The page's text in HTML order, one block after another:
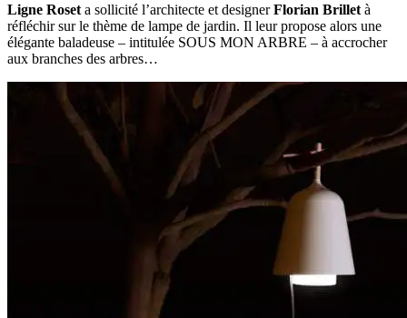
Ligne Roset a sollicité l’architecte et designerFlorian Brillet à
réfléchir sur le thème de lampe de jardin. Il leur propose alors une
élégante baladeuse – intitulée SOUS MON ARBRE – à accrocher
aux branches des arbres…